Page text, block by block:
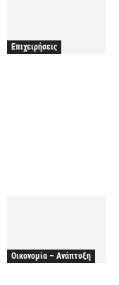
Επιχειρήσεις
Οικονομία – Ανάπτυξη